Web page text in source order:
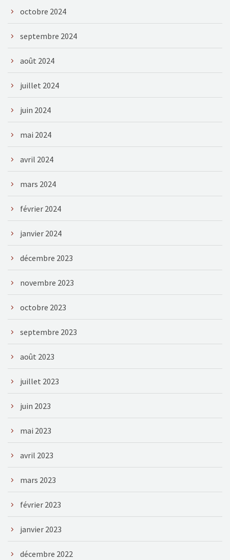
octobre 2024
septembre 2024
août 2024
juillet 2024
juin 2024
mai 2024
avril 2024
mars 2024
février 2024
janvier 2024
décembre 2023
novembre 2023
octobre 2023
septembre 2023
août 2023
juillet 2023
juin 2023
mai 2023
avril 2023
mars 2023
février 2023
janvier 2023
décembre 2022